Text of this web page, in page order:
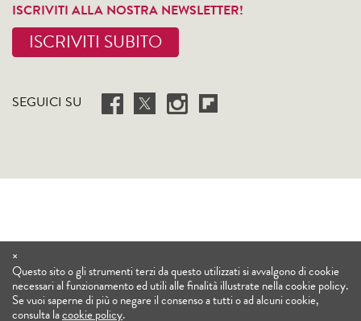
ISCRIVITI ALLA NOSTRA NEWSLETTER!
ISCRIVITI SUBITO
SEGUICI SU
×
Questo sito o gli strumenti terzi da questo utilizzati si avvalgono di cookie
necessari al funzionamento ed utili alle finalità illustrate nella cookie policy.
Se vuoi saperne di più o negare il consenso a tutti o ad alcuni cookie,
consulta lacookie policy.